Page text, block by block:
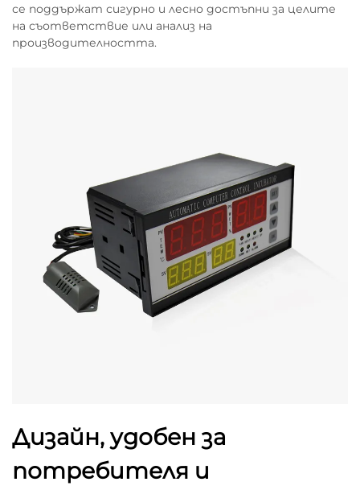
се поддържат сигурно и лесно достъпни за целите
на съответствие или анализ на
производителността.
Дизайн, удобен за
потребителя и